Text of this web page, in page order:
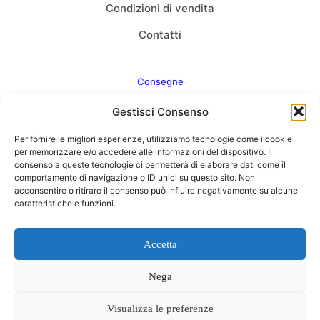
Gestisci Consenso
Per fornire le migliori esperienze, utilizziamo tecnologie come i cookie
per memorizzare e/o accedere alle informazioni del dispositivo. Il
consenso a queste tecnologie ci permetterà di elaborare dati come il
comportamento di navigazione o ID unici su questo sito. Non
acconsentire o ritirare il consenso può influire negativamente su alcune
caratteristiche e funzioni.
Accetta
Nega
Visualizza le preferenze
Condizioni di vendita
Contatti
Consegne
Come consegnamo
FAQ